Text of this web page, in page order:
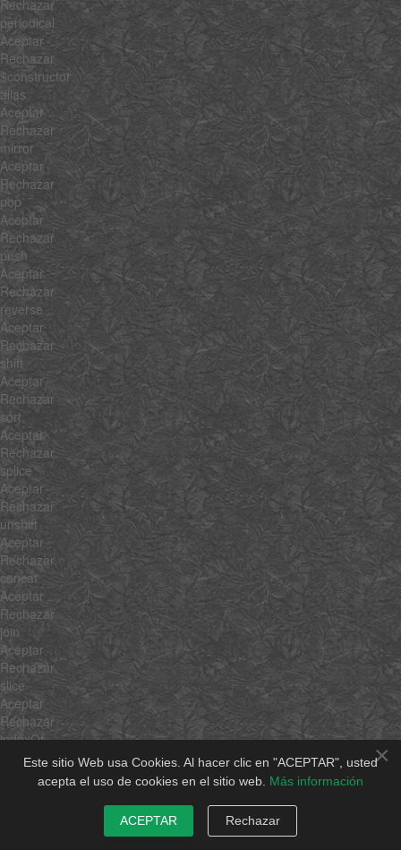
×
Este sitio Web usa Cookies. Al hacer clic en "ACEPTAR", usted
acepta el uso de cookies en el sitio web. Más información
ACEPTAR Rechazar
Rechazar
periodical
Aceptar
Rechazar
$constructor
alias
Aceptar
Rechazar
mirror
Aceptar
Rechazar
pop
Aceptar
Rechazar
push
Aceptar
Rechazar
reverse
Aceptar
Rechazar
shift
Aceptar
Rechazar
sort
Aceptar
Rechazar
splice
Aceptar
Rechazar
unshift
Aceptar
Rechazar
concat
Aceptar
Rechazar
join
Aceptar
Rechazar
slice
Aceptar
Rechazar
indexOf
Aceptar
lastIndexOf